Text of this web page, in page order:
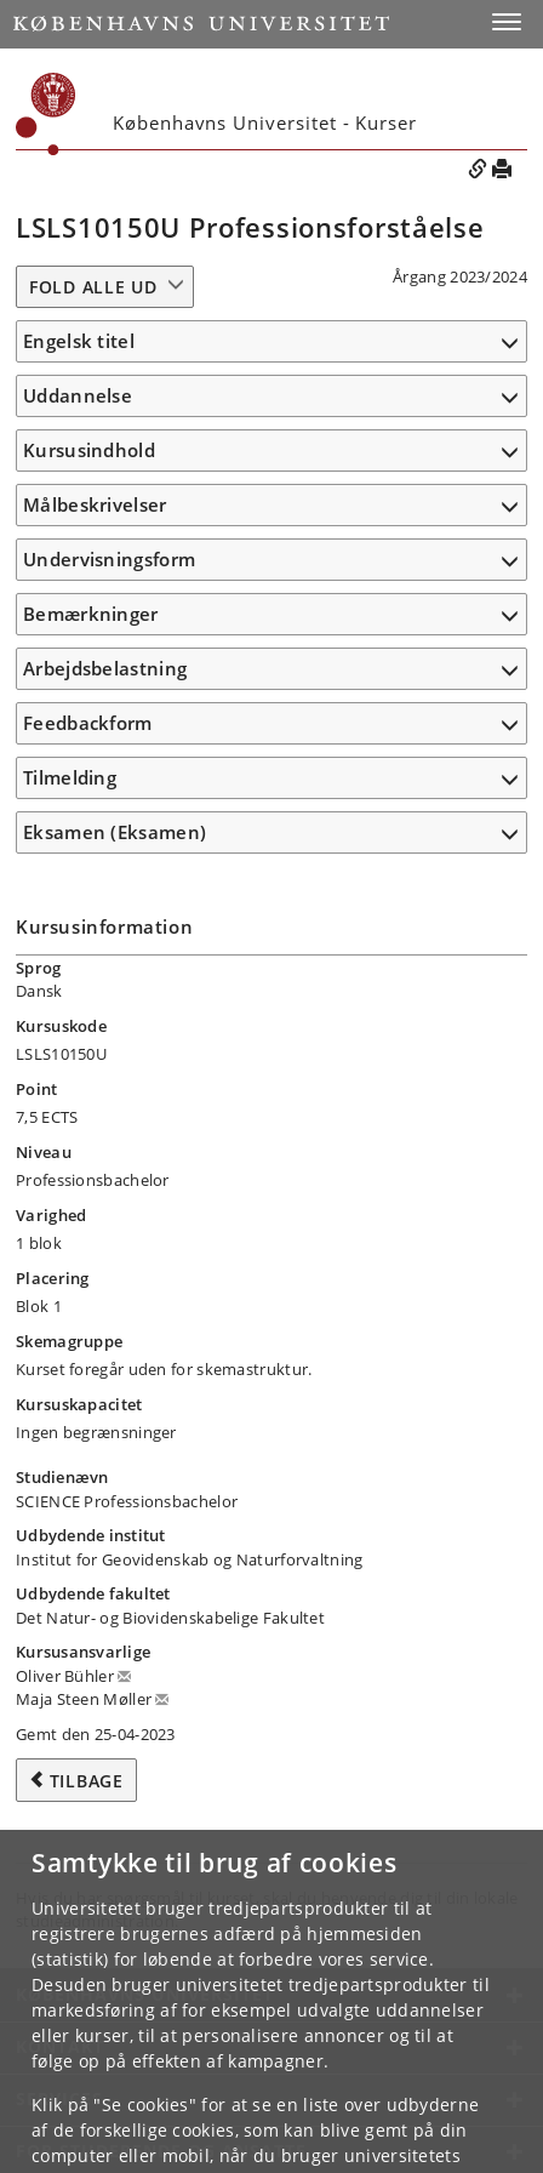
Samtykke til brug af cookies
Universitetet bruger tredjepartsprodukter til at
registrere brugernes adfærd på hjemmesiden
(statistik) for løbende at forbedre vores service.
Desuden bruger universitetet tredjepartsprodukter til
markedsføring af for eksempel udvalgte uddannelser
eller kurser, til at personalisere annoncer og til at
følge op på effekten af kampagner.
Klik på "Se cookies" for at se en liste over udbyderne
af de forskellige cookies, som kan blive gemt på din
computer eller mobil, når du bruger universitetets
Københavns Universitet - Kurser
LSLS10150U Professionsforståelse
Årgang 2023/2024
FOLD ALLE UD
Engelsk titel
Uddannelse
Kursusindhold
Målbeskrivelser
Undervisningsform
Bemærkninger
Arbejdsbelastning
Feedbackform
Tilmelding
Eksamen (Eksamen)
Kursusinformation
Sprog
Dansk
Kursuskode
LSLS10150U
Point
7,5 ECTS
Niveau
Professionsbachelor
Varighed
1 blok
Placering
Blok 1
Skemagruppe
Kurset foregår uden for skemastruktur.
Kursuskapacitet
Ingen begrænsninger
Studienævn
SCIENCE Professionsbachelor
Udbydende institut
Institut for Geovidenskab og Naturforvaltning
Udbydende fakultet
Det Natur- og Biovidenskabelige Fakultet
Kursusansvarlige
Oliver Bühler
Maja Steen Møller
Gemt den 25-04-2023
TILBAGE
Hvis du har spørgsmål til kurset, skal du henvende dig til din lokale
studieadministration.
KØBENHAVNS UNIVERSITET
KONTAKT
SERVICES
FOR STUDERENDE OG ANSATTE